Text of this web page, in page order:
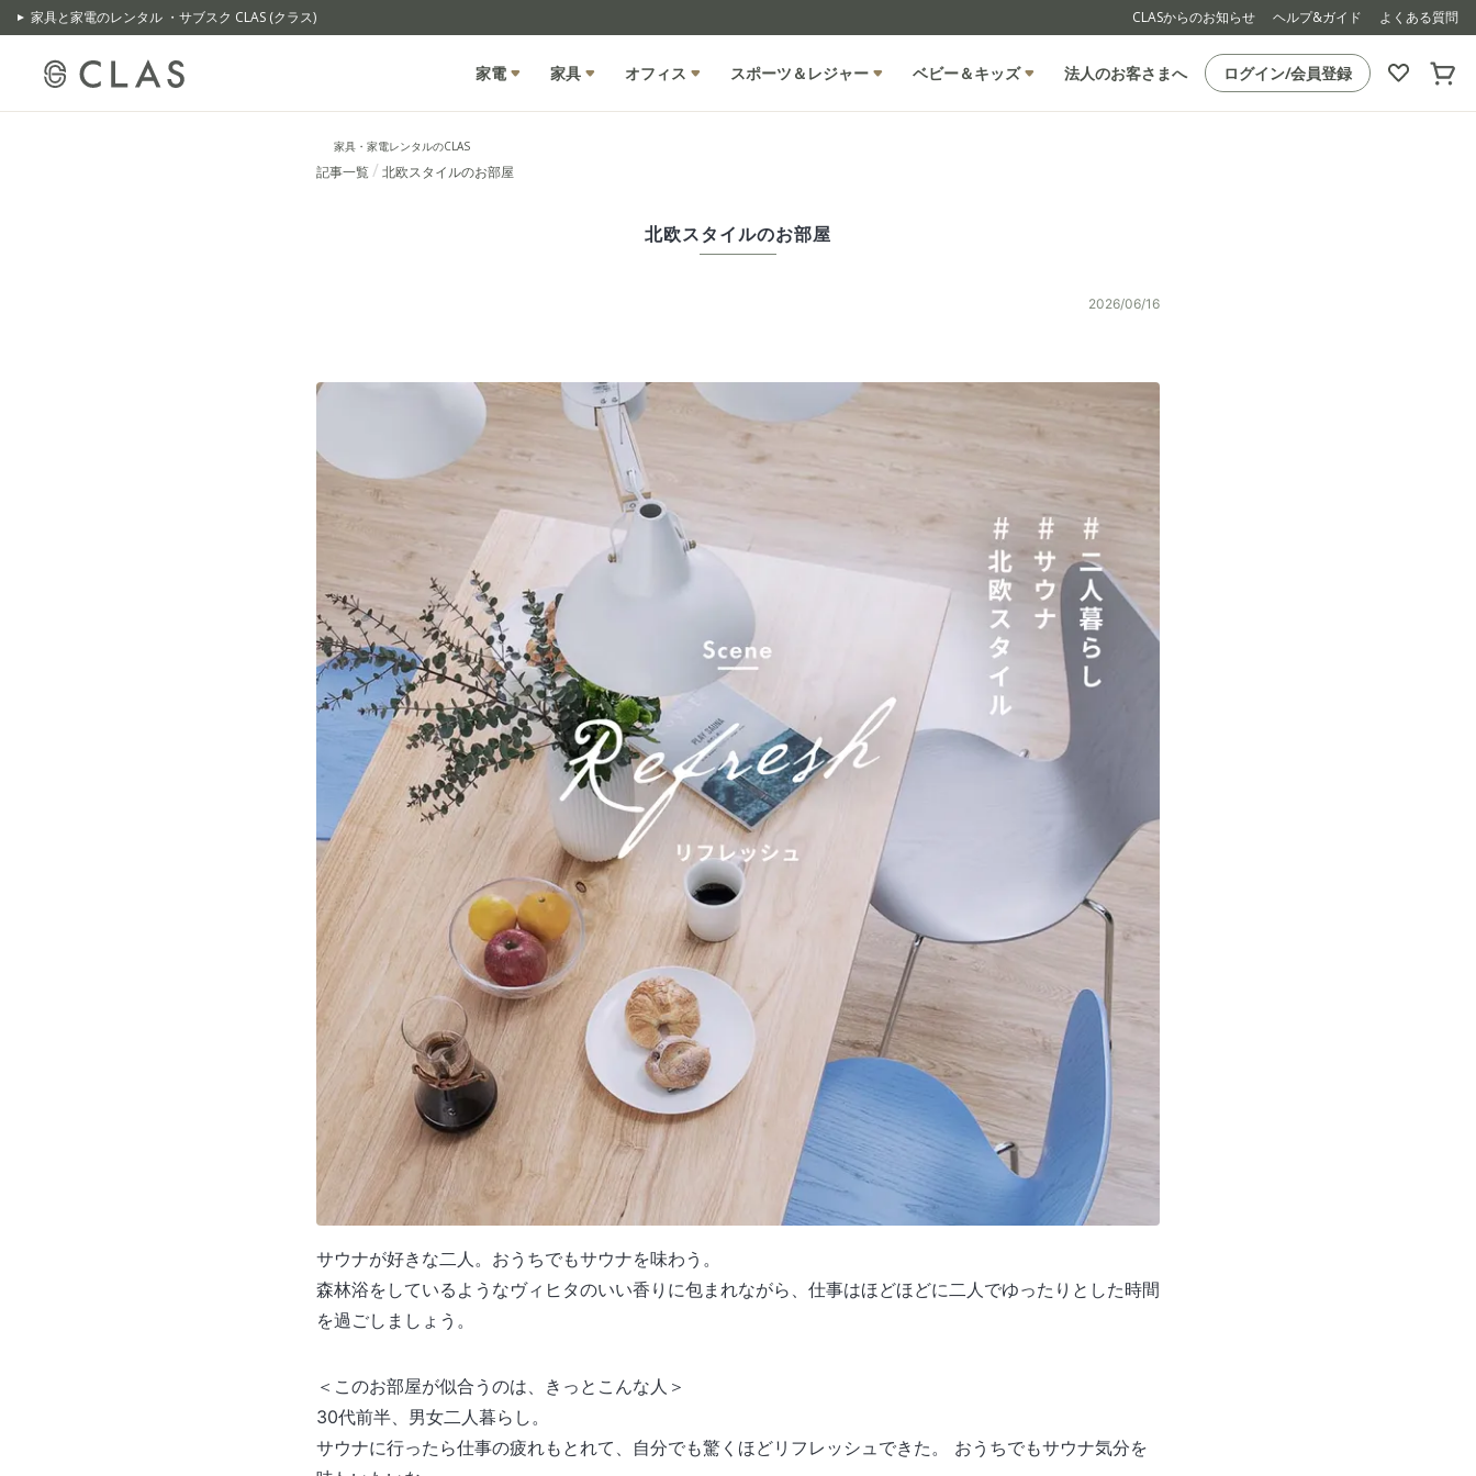
家具と家電のレンタル ・サブスク CLAS (クラス) CLASからのお知らせ ヘルプ&ガイド よくある質問
家電 家具 オフィス スポーツ＆レジャー ベビー＆キッズ 法人のお客さまへ ログイン/会員登録
家具・家電レンタルのCLAS
記事一覧 北欧スタイルのお部屋
北欧スタイルのお部屋
2026/06/16
サウナが好きな二人。おうちでもサウナを味わう。
森林浴をしているようなヴィヒタのいい香りに包まれながら、仕事はほどほどに二人でゆったりとした時間
を過ごしましょう。
＜このお部屋が似合うのは、きっとこんな人＞
30代前半、男女二人暮らし。
サウナに行ったら仕事の疲れもとれて、自分でも驚くほどリフレッシュできた。 おうちでもサウナ気分を